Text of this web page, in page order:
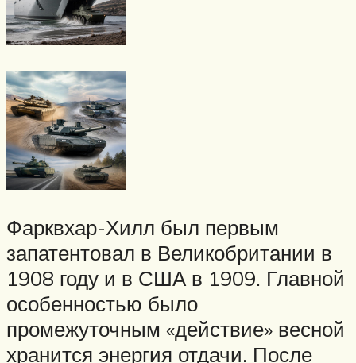
Фарквхар-Хилл был первым
запатентовал в Великобритании в
1908 году и в США в 1909. Главной
особенностью было
промежуточным «действие» весной
хранится энергия отдачи. После